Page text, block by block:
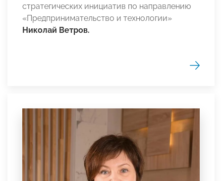
стратегических инициатив по направлению
«Предпринимательство и технологии»
Николай Ветров.